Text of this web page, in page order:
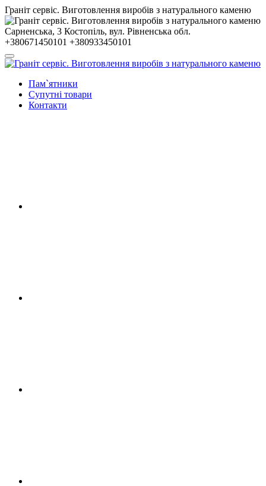
Гранiт сервiс. Виготовлення виробів з натурального каменю
Сарненська, 3 Костопiль, вул. Рiвненська обл.
+380671450101 +380933450101
Пам`ятники
Супутні товари
Контакти